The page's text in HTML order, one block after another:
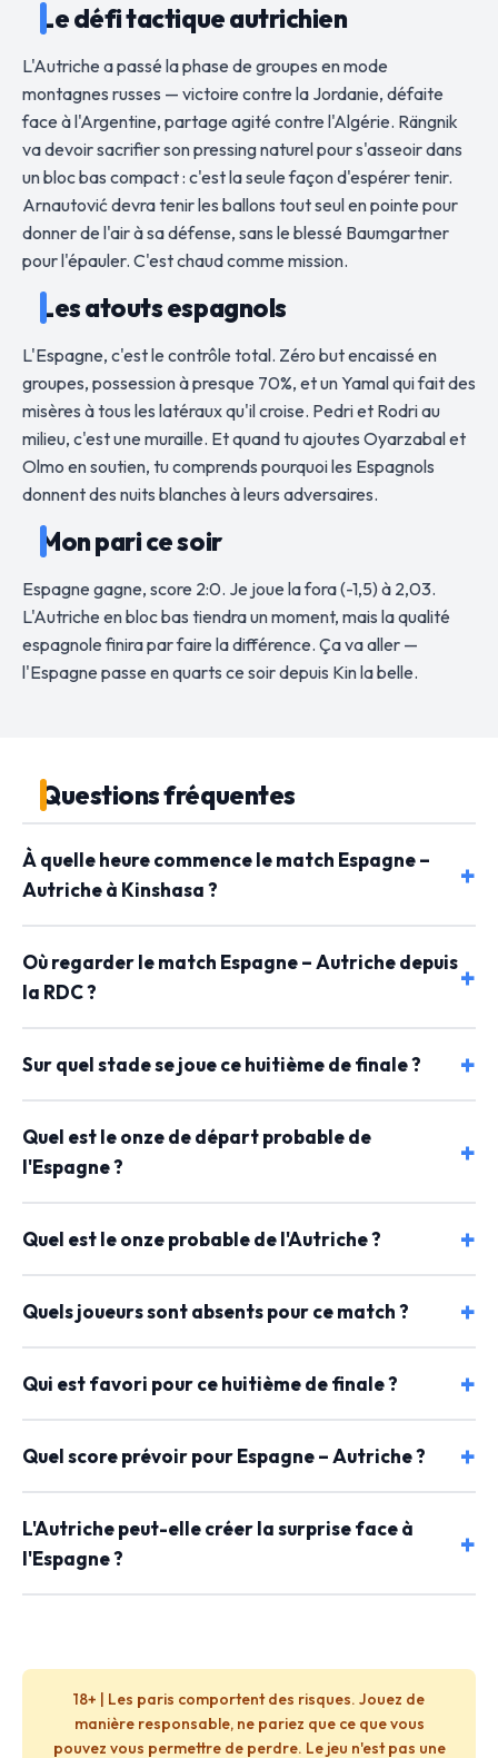
Le défi tactique autrichien
L'Autriche a passé la phase de groupes en mode
montagnes russes — victoire contre la Jordanie, défaite
face à l'Argentine, partage agité contre l'Algérie. Rängnik
va devoir sacrifier son pressing naturel pour s'asseoir dans
un bloc bas compact : c'est la seule façon d'espérer tenir.
Arnautović devra tenir les ballons tout seul en pointe pour
donner de l'air à sa défense, sans le blessé Baumgartner
pour l'épauler. C'est chaud comme mission.
Les atouts espagnols
L'Espagne, c'est le contrôle total. Zéro but encaissé en
groupes, possession à presque 70%, et un Yamal qui fait des
misères à tous les latéraux qu'il croise. Pedri et Rodri au
milieu, c'est une muraille. Et quand tu ajoutes Oyarzabal et
Olmo en soutien, tu comprends pourquoi les Espagnols
donnent des nuits blanches à leurs adversaires.
Mon pari ce soir
Espagne gagne, score 2:0. Je joue la fora (-1,5) à 2,03.
L'Autriche en bloc bas tiendra un moment, mais la qualité
espagnole finira par faire la différence. Ça va aller —
l'Espagne passe en quarts ce soir depuis Kin la belle.
Questions fréquentes
À quelle heure commence le match Espagne –
Autriche à Kinshasa ?
Où regarder le match Espagne – Autriche depuis
la RDC ?
Sur quel stade se joue ce huitième de finale ?
Quel est le onze de départ probable de
l'Espagne ?
Quel est le onze probable de l'Autriche ?
Quels joueurs sont absents pour ce match ?
Qui est favori pour ce huitième de finale ?
Quel score prévoir pour Espagne – Autriche ?
L'Autriche peut-elle créer la surprise face à
l'Espagne ?
18+ | Les paris comportent des risques. Jouez de
manière responsable, ne pariez que ce que vous
pouvez vous permettre de perdre. Le jeu n'est pas une